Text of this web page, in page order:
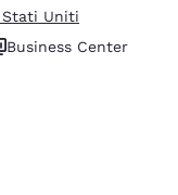
Stati Uniti
Business Center